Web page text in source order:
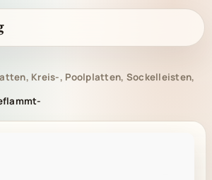
Kreis-, Poolplatten, Sockelleisten,